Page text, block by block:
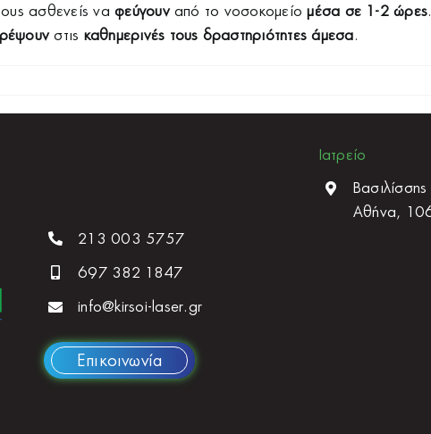
ασθενείς ναφεύγουν από το νοσοκομείομέσα σε 1-2 ώρες.
στις καθημερινές τους δραστηριότητες άμεσα.
213 003 5757
697 382 1847
info@kirsoi-laser.gr
Επικοινωνία
Ιατρείο
Αθήνα,